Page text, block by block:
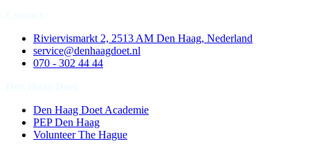
Riviervismarkt 2, 2513 AM Den Haag, Nederland
service@denhaagdoet.nl
070 - 302 44 44
Den Haag Doet Academie
PEP Den Haag
Volunteer The Hague